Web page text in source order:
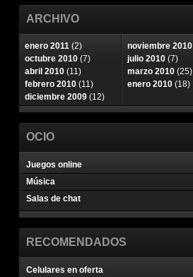
ARCHIVO
enero 2011 (2) noviembre 2010
octubre 2010 (7) julio 2010 (7)
abril 2010 (11) marzo 2010 (25)
febrero 2010 (11) enero 2010 (18)
diciembre 2009 (12)
OCIO
Juegos online
Música
Salas de chat
RECOMENDADOS
Celulares en oferta